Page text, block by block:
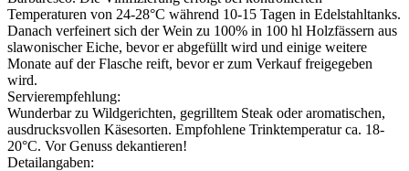
Temperaturen von 24-28°C während 10-15 Tagen in Edelstahltanks.
Danach verfeinert sich der Wein zu 100% in 100 hl Holzfässern aus
slawonischer Eiche, bevor er abgefüllt wird und einige weitere
Monate auf der Flasche reift, bevor er zum Verkauf freigegeben
wird.
Servierempfehlung:
Wunderbar zu Wildgerichten, gegrilltem Steak oder aromatischen,
ausdrucksvollen Käsesorten. Empfohlene Trinktemperatur ca. 18-
20°C. Vor Genuss dekantieren!
Detailangaben: